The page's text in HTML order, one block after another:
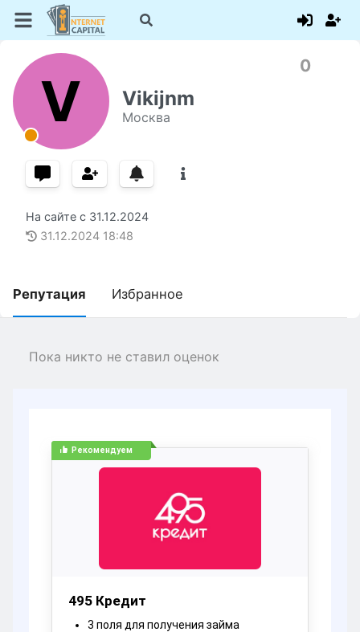
V Vikijnm
Москва
0
На сайте с 31.12.2024
31.12.2024 18:48
Репутация Избранное
Пока никто не ставил оценок